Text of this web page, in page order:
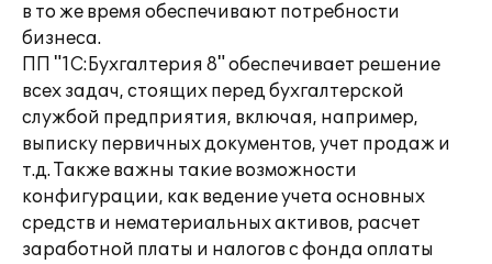
в то же время обеспечивают потребности
бизнеса.
ПП "1С:Бухгалтерия 8" обеспечивает решение
всех задач, стоящих перед бухгалтерской
службой предприятия, включая, например,
выписку первичных документов, учет продаж и
т.д. Также важны такие возможности
конфигурации, как ведение учета основных
средств и нематериальных активов, расчет
заработной платы и налогов с фонда оплаты